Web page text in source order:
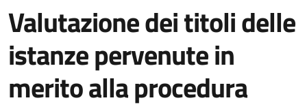
Valutazione dei titoli delle
istanze pervenute in
merito alla procedura